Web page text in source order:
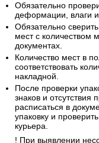
Обязательно
деформации, влаги
Обязательно
мест с количеством
документах.
Количество мест в
соответствовать
накладной.
После проверки
знаков и отсутствия
расписаться в
упаковку и
курьера.
! При выявлении